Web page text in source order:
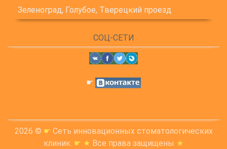
Зеленоград, Голубое, Тверецкий проезд
СОЦ-СЕТИ
☛
2026 © ☛ Сеть инновационных стоматологических
клиник. ☛ ★ Все права защищены ★